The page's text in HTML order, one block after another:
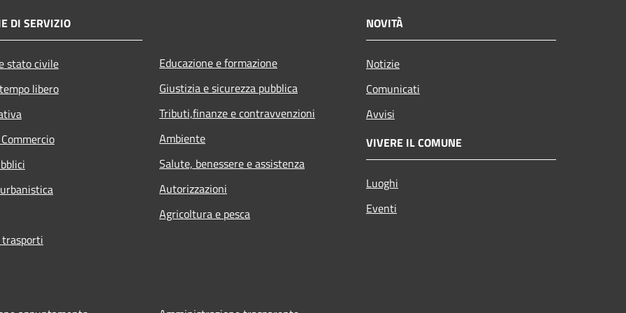
DI SERVIZIO
stato civile
libero
Educazione e formazione
Giustizia e sicurezza pubblica
Tributi,finanze e contravvenzioni
Ambiente
Salute, benessere e assistenza
Autorizzazioni
Agricoltura e pesca
NOVITÀ
Notizie
Comunicati
Avvisi
VIVERE IL COMUNE
Luoghi
Eventi